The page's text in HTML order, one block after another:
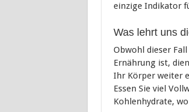
einzige Indikator
Was lehrt uns
Obwohl dieser
Ernährung ist,
Ihr Körper weiter
Essen Sie viel
Kohlenhydrate,